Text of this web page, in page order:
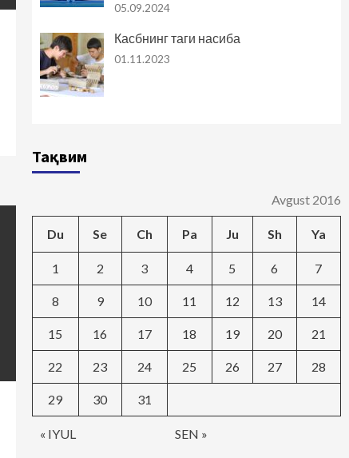
05.09.2024
Касбнинг таги насиба
01.11.2023
Тақвим
Avgust 2016
Du Se Ch Pa Ju Sh Ya
« IYUL SEN »
1 2 3 4 5 6 7
8 9 10 11 12 13 14
15 16 17 18 19 20 21
22 23 24 25 26 27 28
29 30 31